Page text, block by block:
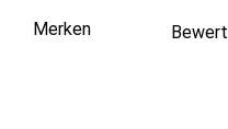
Merken